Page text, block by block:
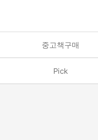
중고책구매
Pick